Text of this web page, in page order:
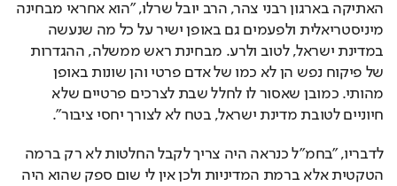
האתיקה בארגון רבני צהר, הרב יובל שרלו, "הוא אחראי מבחינה
מיניסטריאלית ולפעמים גם באופן ישיר על כל מה שנעשה
במדינת ישראל, לטוב ולרע. מבחינת ראש ממשלה, ההגדרות
של פיקוח נפש הן לא כמו של אדם פרטי והן שונות באופן
מהותי. כמובן שאסור לו לחלל שבת לצרכים פרטיים שלא
חיוניים לטובת מדינת ישראל, בטח לא לצורך יחסי ציבור".
לדבריו, "בחמ"ל כנראה היה צריך לקבל החלטות לא רק ברמה
הטקטית אלא ברמת המדיניות ולכן אין לי שום ספק שהוא היה